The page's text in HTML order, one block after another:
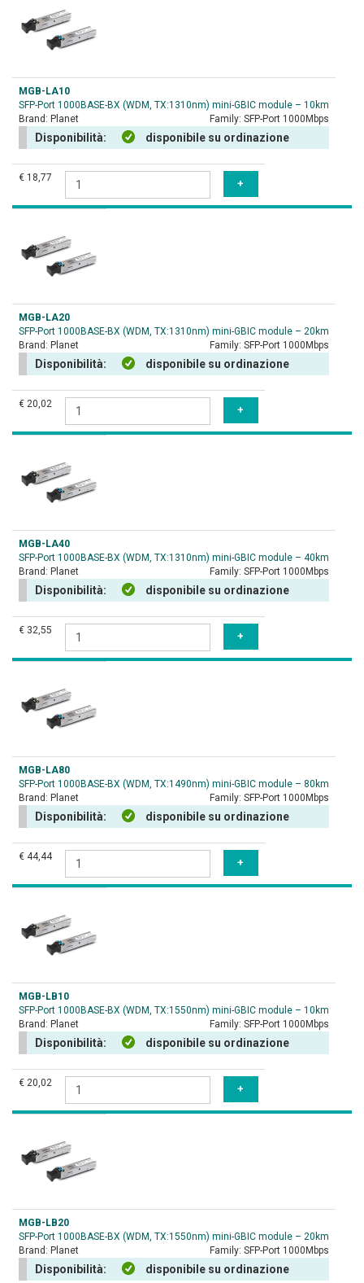
MGB-LA10
SFP-Port 1000BASE-BX (WDM, TX:1310nm) mini-GBIC module – 10km
Brand: Planet Family: SFP-Port 1000Mbps
Disponibilità: disponibile su ordinazione
€ 18,77
MGB-LA20
SFP-Port 1000BASE-BX (WDM, TX:1310nm) mini-GBIC module – 20km
Brand: Planet Family: SFP-Port 1000Mbps
Disponibilità: disponibile su ordinazione
€ 20,02
MGB-LA40
SFP-Port 1000BASE-BX (WDM, TX:1310nm) mini-GBIC module – 40km
Brand: Planet Family: SFP-Port 1000Mbps
Disponibilità: disponibile su ordinazione
€ 32,55
MGB-LA80
SFP-Port 1000BASE-BX (WDM, TX:1490nm) mini-GBIC module – 80km
Brand: Planet Family: SFP-Port 1000Mbps
Disponibilità: disponibile su ordinazione
€ 44,44
MGB-LB10
SFP-Port 1000BASE-BX (WDM, TX:1550nm) mini-GBIC module – 10km
Brand: Planet Family: SFP-Port 1000Mbps
Disponibilità: disponibile su ordinazione
€ 20,02
MGB-LB20
SFP-Port 1000BASE-BX (WDM, TX:1550nm) mini-GBIC module – 20km
Brand: Planet Family: SFP-Port 1000Mbps
Disponibilità: disponibile su ordinazione